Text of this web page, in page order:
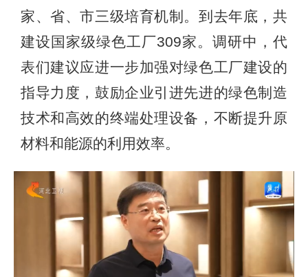
家、省、市三级培育机制。到去年底，共
建设国家级绿色工厂309家。调研中，代
表们建议应进一步加强对绿色工厂建设的
指导力度，鼓励企业引进先进的绿色制造
技术和高效的终端处理设备，不断提升原
材料和能源的利用效率。